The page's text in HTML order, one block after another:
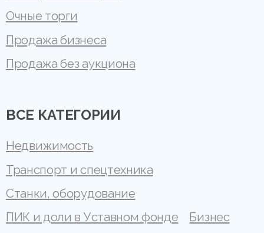
Очные торги
Продажа бизнеса
Продажа без аукциона
ВСЕ КАТЕГОРИИ
Недвижимость
Транспорт и спецтехника
Станки, оборудование
ПИК и доли в Уставном фонде
Бизнес